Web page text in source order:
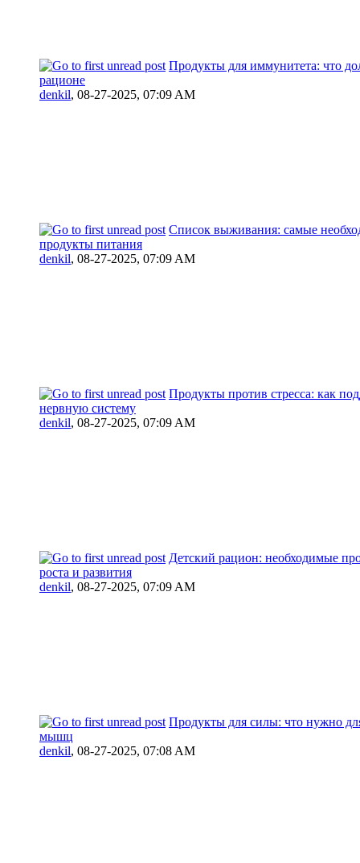
Продукты для иммунитета: что
рационе
denkil, 08-27-2025, 07:09 AM
Список выживания: самые
продукты питания
denkil, 08-27-2025, 07:09 AM
Продукты против стресса: как
нервную систему
denkil, 08-27-2025, 07:09 AM
Детский рацион: необходимые
роста и развития
denkil, 08-27-2025, 07:09 AM
Продукты для силы: что нужно
мышц
denkil, 08-27-2025, 07:08 AM